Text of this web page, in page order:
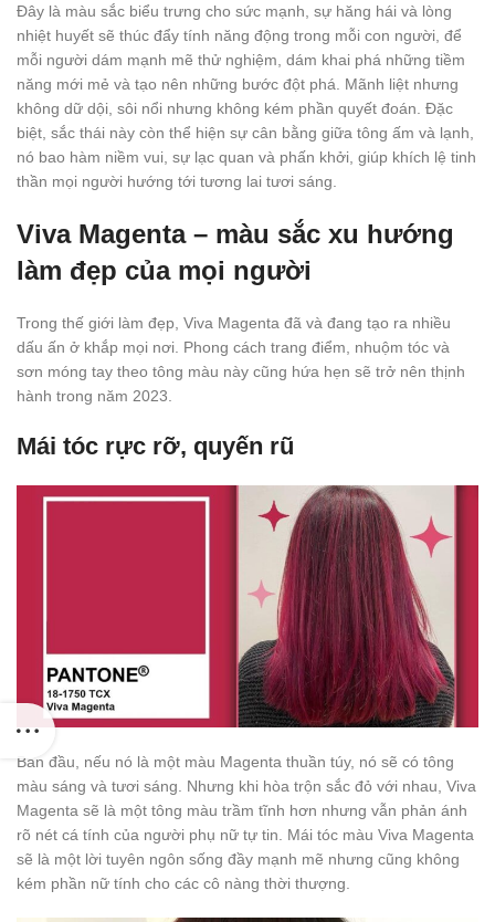
Đây là màu sắc biểu trưng cho sức mạnh, sự hăng hái và lòng
nhiệt huyết sẽ thúc đẩy tính năng động trong mỗi con người, để
mỗi người dám mạnh mẽ thử nghiệm, dám khai phá những tiềm
năng mới mẻ và tạo nên những bước đột phá. Mãnh liệt nhưng
không dữ dội, sôi nổi nhưng không kém phần quyết đoán. Đặc
biệt, sắc thái này còn thể hiện sự cân bằng giữa tông ấm và lạnh,
nó bao hàm niềm vui, sự lạc quan và phấn khởi, giúp khích lệ tinh
thần mọi người hướng tới tương lai tươi sáng.
Viva Magenta – màu sắc xu hướng
làm đẹp của mọi người
Trong thế giới làm đẹp, Viva Magenta đã và đang tạo ra nhiều
dấu ấn ở khắp mọi nơi. Phong cách trang điểm, nhuộm tóc và
sơn móng tay theo tông màu này cũng hứa hẹn sẽ trở nên thịnh
hành trong năm 2023.
Mái tóc rực rỡ, quyến rũ
Ban đầu, nếu nó là một màu Magenta thuần túy, nó sẽ có tông
màu sáng và tươi sáng. Nhưng khi hòa trộn sắc đỏ với nhau, Viva
Magenta sẽ là một tông màu trầm tĩnh hơn nhưng vẫn phản ánh
rõ nét cá tính của người phụ nữ tự tin. Mái tóc màu Viva Magenta
sẽ là một lời tuyên ngôn sống đầy mạnh mẽ nhưng cũng không
kém phần nữ tính cho các cô nàng thời thượng.